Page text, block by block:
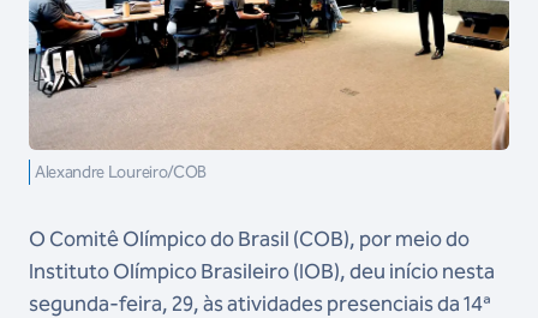
Alexandre Loureiro/COB
O Comitê Olímpico do Brasil (COB), por meio do
Instituto Olímpico Brasileiro (IOB), deu início nesta
segunda-feira, 29, às atividades presenciais da 14ª